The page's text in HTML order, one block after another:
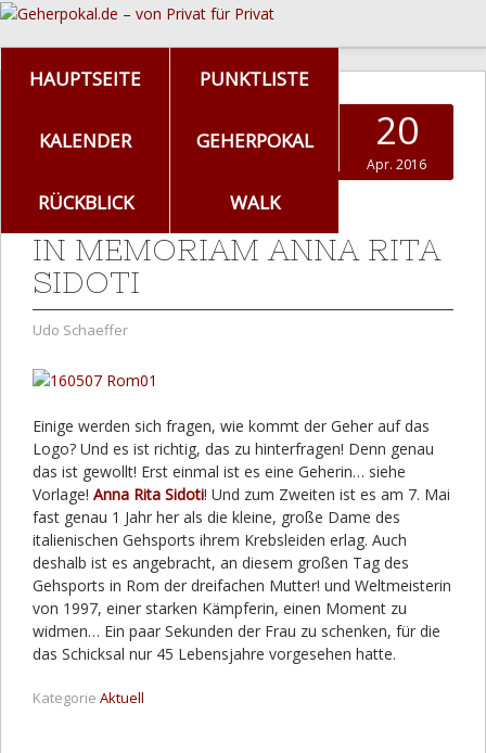
HAUPTSEITE PUNKTLISTE
KALENDER GEHERPOKAL
RÜCKBLICK WALK
20
Apr. 2016
IN MEMORIAM ANNA RITA
SIDOTI
Udo Schaeffer
Einige werden sich fragen, wie kommt der Geher auf das
Logo? Und es ist richtig, das zu hinterfragen! Denn genau
das ist gewollt! Erst einmal ist es eine Geherin… siehe
Vorlage! Anna Rita Sidoti! Und zum Zweiten ist es am 7. Mai
fast genau 1 Jahr her als die kleine, große Dame des
italienischen Gehsports ihrem Krebsleiden erlag. Auch
deshalb ist es angebracht, an diesem großen Tag des
Gehsports in Rom der dreifachen Mutter! und Weltmeisterin
von 1997, einer starken Kämpferin, einen Moment zu
widmen… Ein paar Sekunden der Frau zu schenken, für die
das Schicksal nur 45 Lebensjahre vorgesehen hatte.
Kategorie Aktuell